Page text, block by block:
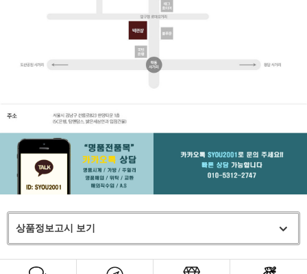
상품정보고시 보기